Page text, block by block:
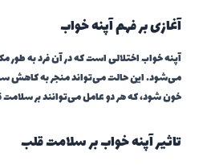
آغازی بر فهم آپنه خواب
آپنه خواب اختلالی است که در آن فرد به طور
می‌شود. این حالت می‌تواند منجر به کاهش
خون شود، که هر دو عامل می‌توانند بر سلامت
تاثیر آپنه خواب بر سلامت قلب